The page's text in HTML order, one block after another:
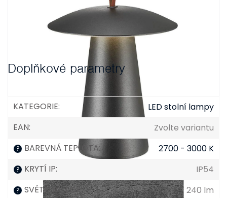
Doplňkové parametry
KATEGORIE:
LED stolní lampy
EAN: Zvolte variantu
? BAREVNÁ TEPLOTA: 2700 - 3000 K
? KRYTÍ IP: IP54
? SVĚTELNÝ TOK: 240 lm